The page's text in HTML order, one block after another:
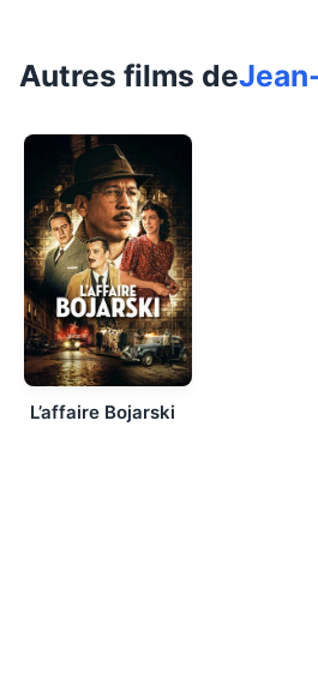
Autres films de
L’affaire Bojarski